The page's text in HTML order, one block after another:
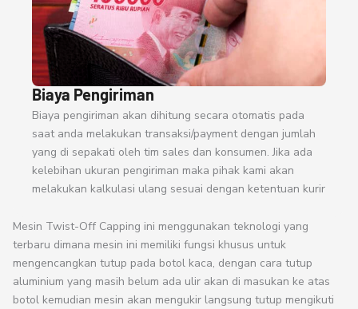
Biaya Pengiriman
Biaya pengiriman akan dihitung secara otomatis pada
saat anda melakukan transaksi/payment dengan jumlah
yang di sepakati oleh tim sales dan konsumen. Jika ada
kelebihan ukuran pengiriman maka pihak kami akan
melakukan kalkulasi ulang sesuai dengan ketentuan kurir
Mesin Twist-Off Capping ini menggunakan teknologi yang
terbaru dimana mesin ini memiliki fungsi khusus untuk
mengencangkan tutup pada botol kaca, dengan cara tutup
aluminium yang masih belum ada ulir akan di masukan ke atas
botol kemudian mesin akan mengukir langsung tutup mengikuti